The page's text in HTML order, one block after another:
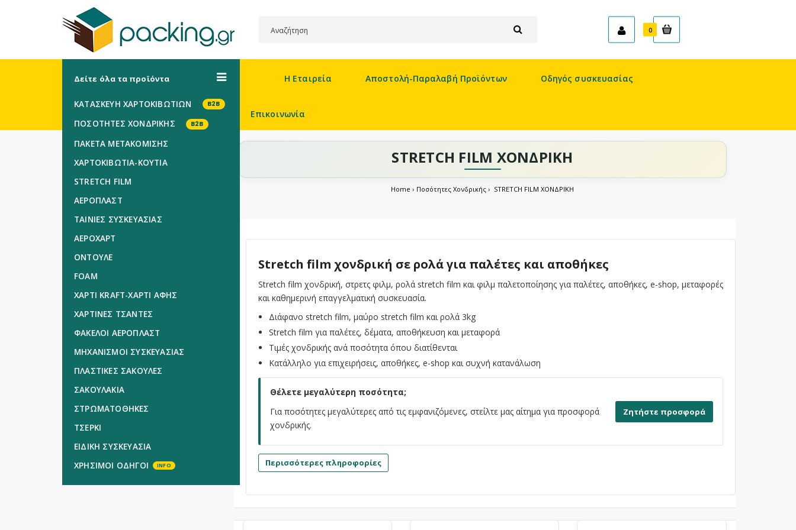
0
Δείτε όλα τα προϊόντα
ΚΑΤΑΣΚΕΥΗ ΧΑΡΤΟΚΙΒΩΤΙΩΝ B2B
ΠΟΣΟΤΗΤΕΣ ΧΟΝΔΡΙΚΗΣ B2B
ΠΑΚΕΤΑ ΜΕΤΑΚΟΜΙΣΗΣ
ΧΑΡΤΟΚΙΒΩΤΙΑ-KOYTIA
STRETCH FILM
ΑΕΡΟΠΛΑΣΤ
TAINIEΣ ΣΥΣΚΕΥΑΣΙΑΣ
ΑΕΡΟΧΑΡΤ
ΟΝΤΟΥΛΕ
FOAM
ΧΑΡΤΙ KRAFT-ΧΑΡΤΙ ΑΦΗΣ
ΧΑΡΤΙΝΕΣ ΤΣΑΝΤΕΣ
ΦΑΚΕΛΟΙ ΑΕΡΟΠΛΑΣΤ
ΜΗΧΑΝΙΣΜΟΙ ΣΥΣΚΕΥΑΣΙΑΣ
ΠΛΑΣΤΙΚΕΣ ΣΑΚΟΥΛΕΣ
ΣΑΚΟΥΛΑΚΙΑ
ΣΤΡΩΜΑΤΟΘΗΚΕΣ
ΤΣΕΡΚΙ
ΕΙΔΙΚΗ ΣΥΣΚΕΥΑΣΙΑ
ΧΡΗΣΙΜΟΙ ΟΔΗΓΟΙ
Η Εταιρεία Αποστολή-Παραλαβή Προϊόντων Οδηγός συσκευασίας
Επικοινωνία
STRETCH FILM ΧΟΝΔΡΙΚΗ
Home Ποσότητες Χονδρικής STRETCH FILM ΧΟΝΔΡΙΚΗ
Stretch film χονδρική σε ρολά για παλέτες και αποθήκες
Stretch film χονδρική, στρετς φιλμ, ρολά stretch film και φιλμ παλετοποίησης για παλέτες, αποθήκες, e-shop, μεταφορές
και καθημερινή επαγγελματική συσκευασία.
Διάφανο stretch film, μαύρο stretch film και ρολά 3kg
Stretch film για παλέτες, δέματα, αποθήκευση και μεταφορά
Τιμές χονδρικής ανά ποσότητα όπου διατίθενται
Κατάλληλο για επιχειρήσεις, αποθήκες, e-shop και συχνή κατανάλωση
Θέλετε μεγαλύτερη ποσότητα;
Για ποσότητες μεγαλύτερες από τις εμφανιζόμενες, στείλτε μας αίτημα για προσφορά
χονδρικής.
Ζητήστε προσφορά
Περισσότερες πληροφορίες